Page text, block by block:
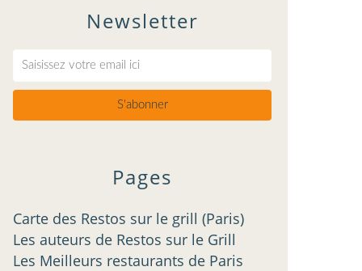
Newsletter
Pages
Carte des Restos sur le grill (Paris)
Les auteurs de Restos sur le Grill
Les Meilleurs restaurants de Paris